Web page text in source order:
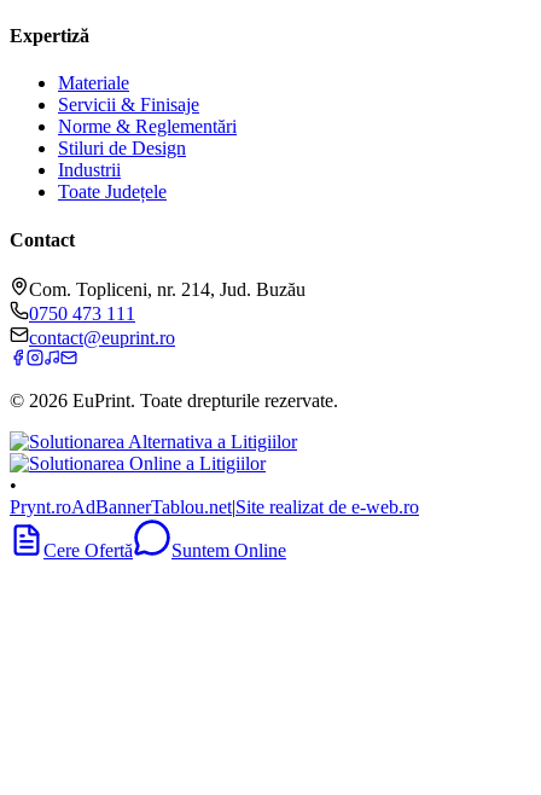
Expertiză
Materiale
Servicii & Finisaje
Norme & Reglementări
Stiluri de Design
Industrii
Toate Județele
Contact
Com. Topliceni, nr. 214, Jud. Buzău
0750 473 111
contact@euprint.ro
© 2026 EuPrint. Toate drepturile rezervate.
•
Prynt.roAdBannerTablou.net|Site realizat de e-web.ro
Cere Ofertă Suntem Online